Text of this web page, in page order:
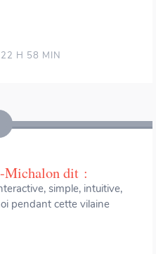
H 58 MIN
Michalondit :
simple, intuitive,
pendant cette vilaine